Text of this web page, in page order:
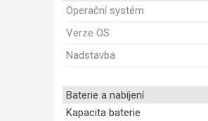
Operační systém
Verze OS
Nadstavba
Baterie a nabíjení
Kapacita baterie